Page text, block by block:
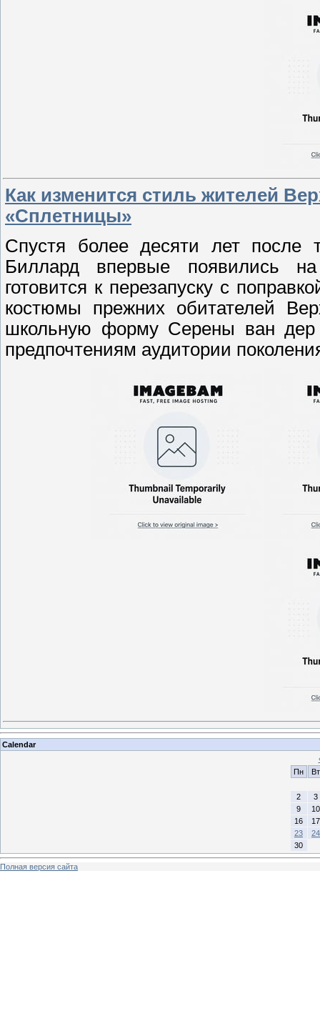
Как изменится стиль жителей
«Сплетницы»
Спустя более десяти лет после
Биллард впервые появились
готовится к перезапуску с
костюмы прежних обитателей
школьную форму Серены ван
предпочтениям аудитории
Calendar
Пн
Вт
2
3
9
10
16
17
23
24
30
Полная версия сайта